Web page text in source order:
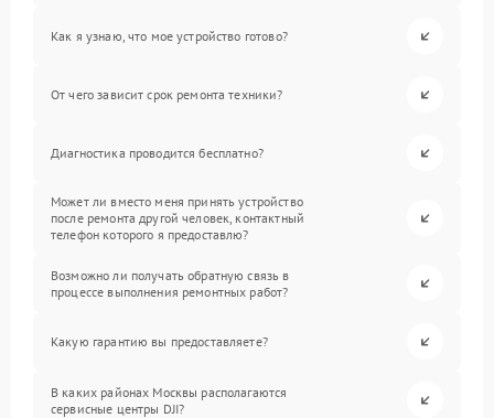
Как я узнаю, что мое устройство готово?
От чего зависит срок ремонта техники?
Диагностика проводится бесплатно?
Может ли вместо меня принять устройство
после ремонта другой человек, контактный
телефон которого я предоставлю?
Возможно ли получать обратную связь в
процессе выполнения ремонтных работ?
Какую гарантию вы предоставляете?
В каких районах Москвы располагаются
сервисные центры DJI?